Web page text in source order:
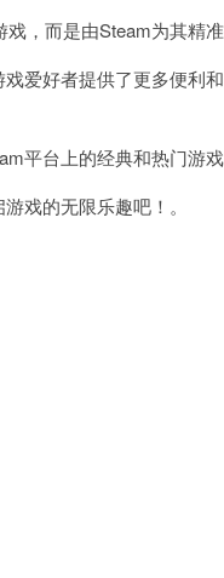
而是由Steam为其精准
好者提供了更多便利
台上的经典和热门游戏
的无限乐趣吧！。